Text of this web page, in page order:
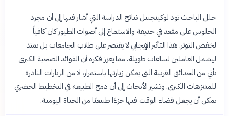
حلل الباحث تود لوكينجبيل نتائج الدراسة التي أشار فيها إلى أن مجرد
الجلوس على مقعد في حديقة والاستماع إلى أصوات الطيور كان كافياً
لخفض التوتر. هذا التأثير الإيجابي لا يقتصر على طلاب الجامعات بل يمتد
ليشمل العاملين لساعات طويلة، مما يعزز فكرة أن الفوائد الصحية الكبرى
تأتي من الحدائق القريبة التي يمكن زيارتها باستمرار، لا من الزيارات النادرة
للمتنزهات الكبرى. وتشير الأبحاث إلى أن دمج الطبيعة في التخطيط الحضري
يمكن أن يجعل قضاء الوقت فيها جزءًا طبيعيًا من الحياة اليومية.